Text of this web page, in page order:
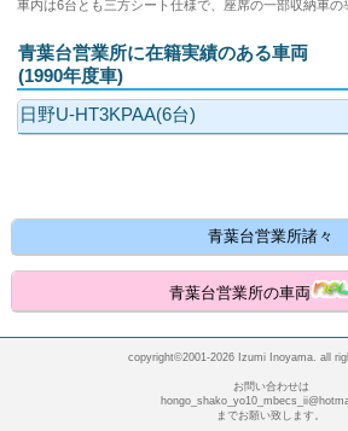
車内は6台とも三方シート仕様で、座席の一部収納車の
青葉台営業所に在籍実績のある車両
(1990年度車)
日野U-HT3KPAA(6台)
青葉台営業所諸々
青葉台営業所の車両
copyright©2001-2026 Izumi Inoyama. all
お問い合わせは
までお願い致します。